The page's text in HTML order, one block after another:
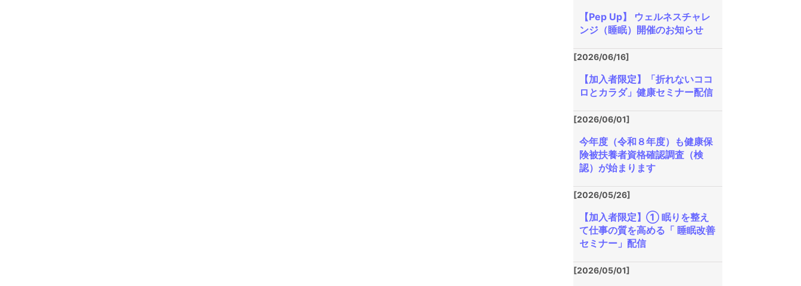
【Pep Up】 ウェルネスチャレ
ンジ（睡眠）開催のお知らせ
[2026/06/16]
【加入者限定】「折れないココ
ロとカラダ」健康セミナー配信
[2026/06/01]
今年度（令和８年度）も健康保
険被扶養者資格確認調査（検
認）が始まります
[2026/05/26]
【加入者限定】① 眠りを整え
て仕事の質を高める「 睡眠改善
セミナー」配信
[2026/05/01]